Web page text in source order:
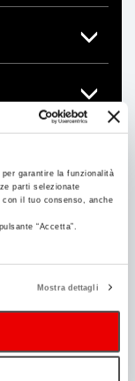
garantire la funzionalità
parti selezionate
il tuo consenso, anche
“Accetta”.
Mostra dettagli
11
9